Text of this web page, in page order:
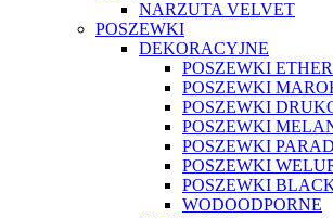
NARZUTA VELVET
POSZEWKI
DEKORACYJNE
POSZEWKI
POSZEWKI
POSZEWKI
POSZEWKI
POSZEWKI
POSZEWKI
POSZEWKI
WODOODPORNE